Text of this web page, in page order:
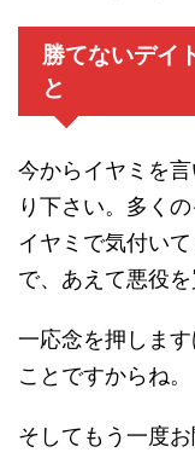
勝てないデイ
と
今からイヤミを
り下さい。多く
イヤミで気付い
で、あえて悪役を
一応念を押しま
ことですからね。
そしてもう一度お